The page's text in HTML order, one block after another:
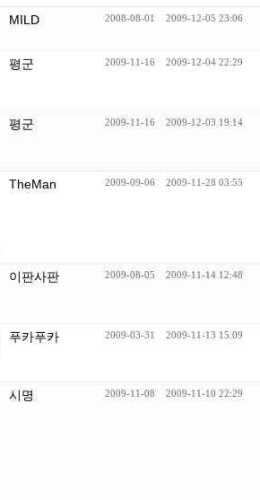
MILD 2008-08-01 2009-12-05 23:06
평군 2009-11-16 2009-12-04 22:29
평군 2009-11-16 2009-12-03 19:14
TheMan 2009-09-06 2009-11-28 03:55
이판사판 2009-08-05 2009-11-14 12:48
푸카푸카 2009-03-31 2009-11-13 15:09
시명 2009-11-08 2009-11-10 22:29